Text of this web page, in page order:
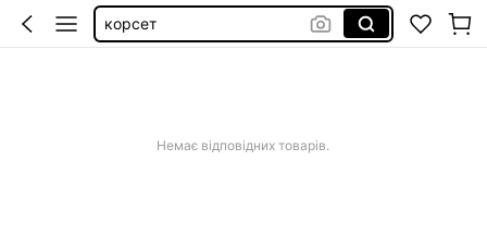
корсет
Немає відповідних товарів.